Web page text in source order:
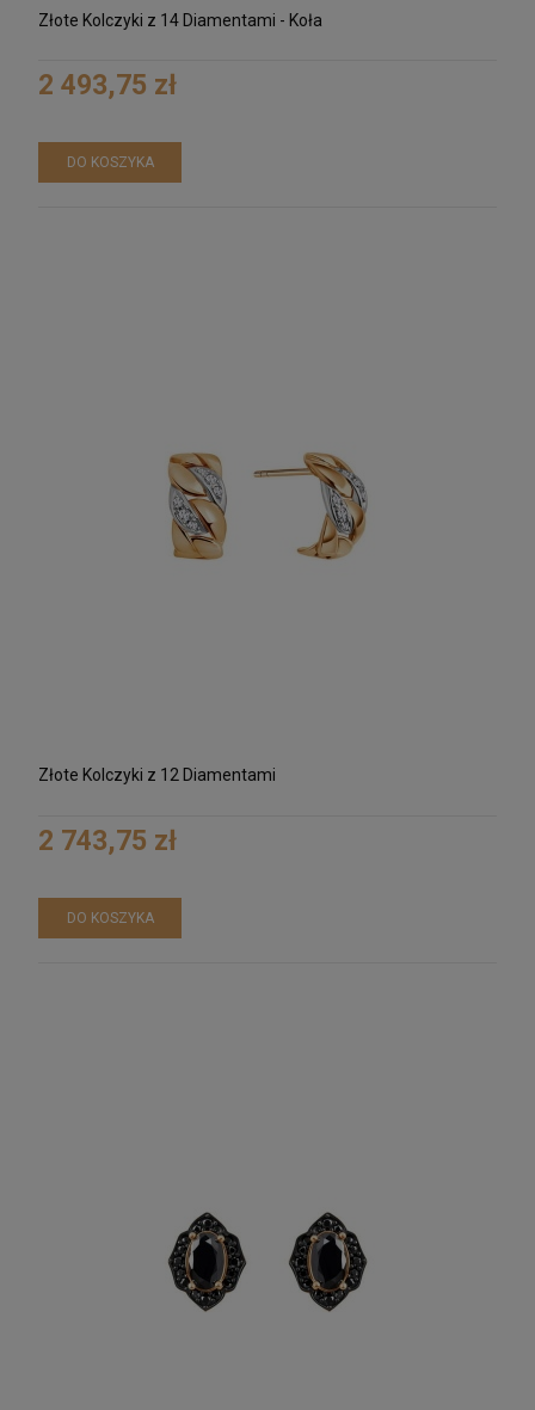
POWIADOM O DOSTĘPNOŚCI
Złote Kolczyki z 14 Diamentami - Koła
2 493,75 zł
DO KOSZYKA
Złote Kolczyki z 12 Diamentami
2 743,75 zł
DO KOSZYKA